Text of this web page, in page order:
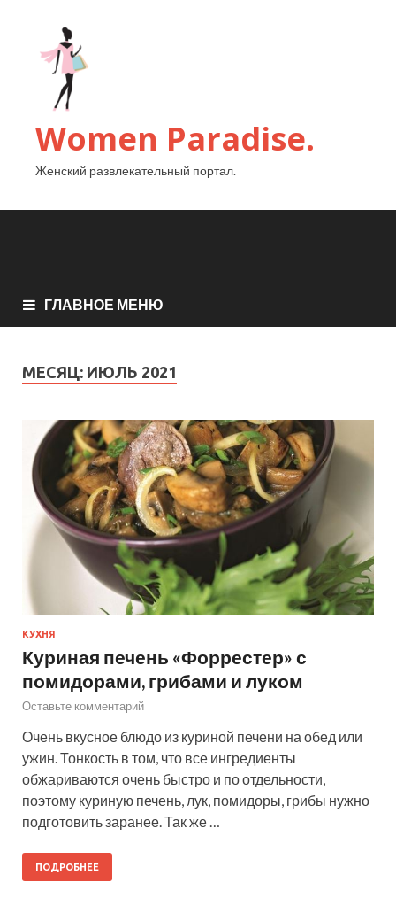
Women Paradise.
Женский развлекательный портал.
ГЛАВНОЕ МЕНЮ
МЕСЯЦ: ИЮЛЬ 2021
КУХНЯ
Куриная печень «Форрестер» с
помидорами, грибами и луком
Оставьте комментарий
Очень вкусное блюдо из куриной печени на обед или
ужин. Тонкость в том, что все ингредиенты
обжариваются очень быстро и по отдельности,
поэтому куриную печень, лук, помидоры, грибы нужно
подготовить заранее. Так же …
ПОДРОБНЕЕ